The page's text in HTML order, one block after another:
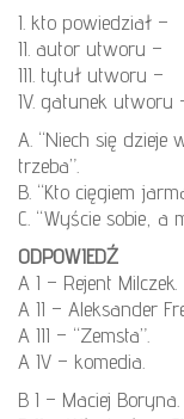
I. kto powiedział –
II. autor utworu –
III. tytuł utworu –
IV. gatunek utworu
A. “Niech się
trzeba”.
B. “Kto cięgiem
C. “Wyście sobie, a
ODPOWIEDŹ
A I – Rejent Milczek.
A II – Aleksander
A III – “Zemsta”.
A IV – komedia.
B I – Maciej Boryna.